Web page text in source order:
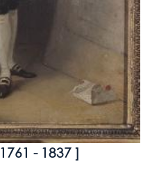
1761 - 1837]